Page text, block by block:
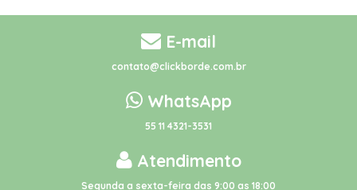
E-mail
contato@clickborde.com.br
WhatsApp
55 11 4321-3531
Atendimento
Segunda a sexta-feira das 9:00 as 18:00